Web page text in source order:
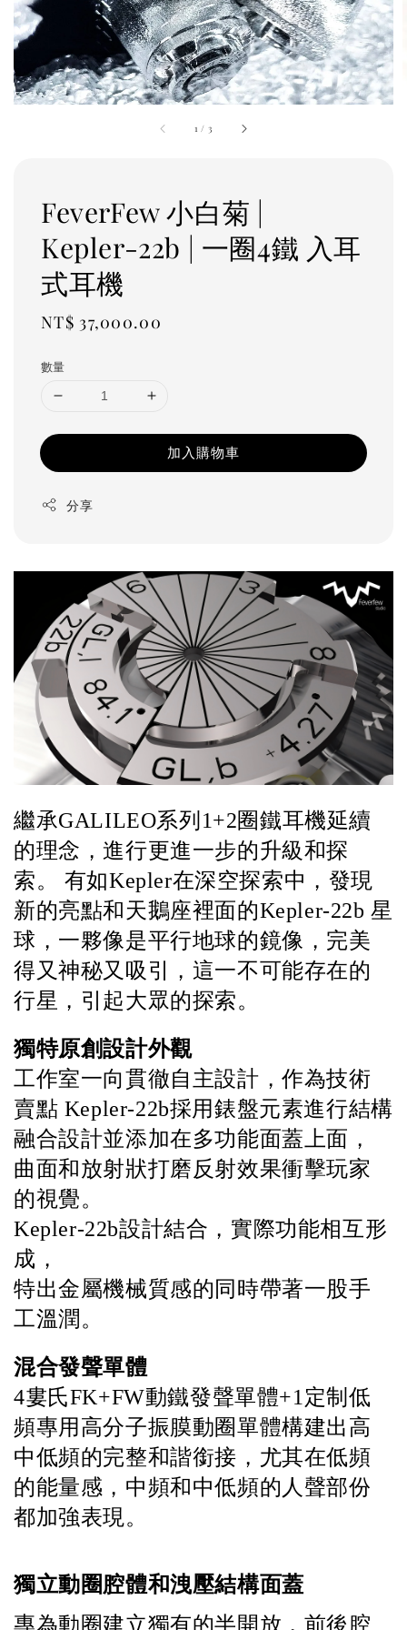
1 / 3
FeverFew 小白菊 |
Kepler-22b | 一圈4鐵 入耳
式耳機
Regular
NT$ 37,000.00
數量
加入購物車
分享
繼承GALILEO系列1+2圈鐵耳機延續
的理念，進行更進一步的升級和探
索。 有如Kepler在深空探索中，發現
新的亮點和天鵝座裡面的Kepler-22b 星
球，一夥像是平行地球的鏡像，完美
得又神秘又吸引，這一不可能存在的
行星，引起大眾的探索。
獨特原創設計外觀
工作室一向貫徹自主設計，作為技術
賣點 Kepler-22b採用錶盤元素進行結構
融合設計並添加在多功能面蓋上面，
曲面和放射狀打磨反射效果衝擊玩家
的視覺。
Kepler-22b設計結合，實際功能相互形
成，
特出金屬機械質感的同時帶著一股手
工溫潤。
混合發聲單體
4婁氏FK+FW動鐵發聲單體+1 定制低
頻專用高分子振膜動圈單體構建出高
中低頻的完整和諧銜接，尤其在低頻
的能量感，中頻和中低頻的人聲部份
都加強表現。
獨立動圈腔體和洩壓結構面蓋
專為動圈建立獨有的半開放，前後腔